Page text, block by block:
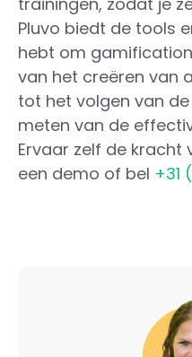
Pluvo biedt de tools
hebt om
van het creëren van
tot het volgen van
meten van de
Ervaar zelf de kracht
een demo of bel +31